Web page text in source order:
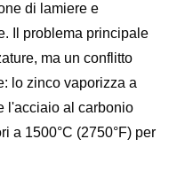
di lamiere e
Il problema principale
ma un conflitto
lo zinco vaporizza a
l'acciaio al carbonio
a 1500°C (2750°F) per